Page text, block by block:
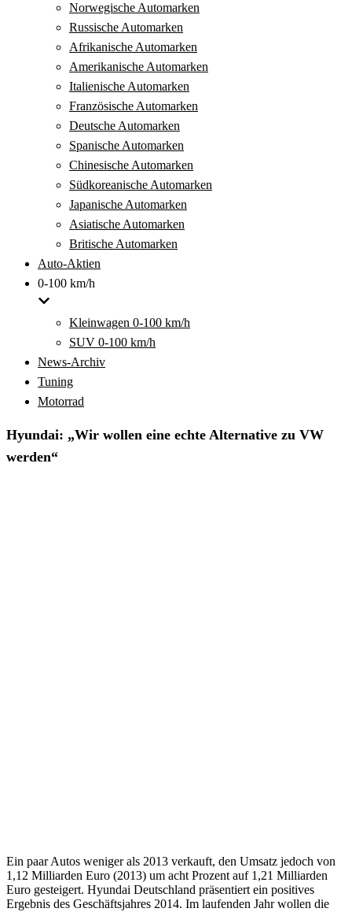
Norwegische Automarken
Russische Automarken
Afrikanische Automarken
Amerikanische Automarken
Italienische Automarken
Französische Automarken
Deutsche Automarken
Spanische Automarken
Chinesische Automarken
Südkoreanische Automarken
Japanische Automarken
Asiatische Automarken
Britische Automarken
Auto-Aktien
0-100 km/h
Kleinwagen 0-100 km/h
SUV 0-100 km/h
News-Archiv
Tuning
Motorrad
Hyundai: „Wir wollen eine echte Alternative zu VW
werden“
Ein paar Autos weniger als 2013 verkauft, den Umsatz jedoch von
1,12 Milliarden Euro (2013) um acht Prozent auf 1,21 Milliarden
Euro gesteigert. Hyundai Deutschland präsentiert ein positives
Ergebnis des Geschäftsjahres 2014. Im laufenden Jahr wollen die